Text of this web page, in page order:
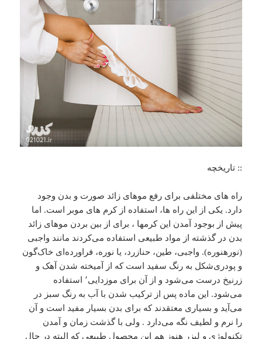
:: تاریخچه
راه های مختلفی برای رفع موهای زائد صورت و بدن وجود
دارد. یکی از این راه ها، استفاده از کرم های موبر است. اما
پیش از بوجود آمدن این کرمها ، برای از بین بردن موهای زائد
بدن در گذشته از مواد طبیعی استفاده می‌کردند مانند واجبی
(نورهنوره). واجبی، طین، حنازرد، یا نوره، فراورده‌ای خاک‌گون
و پودری‌شکل به رنگ سفید است که از آمیخته شدن آهک و
زرنیخ درست می‌شود و از آن برای موزدایی٬ استفاده
می‌شود. این ماده پس از ترکیب شدن با آب به رنگ سبز در
می‌آید و بسیاری معتقدند که برای بدن بسیار مفید است و آن
را نرم و لطیف نگه می‌دارد . ولی با گذشت زمان و آمدن
تکنولوژی و لیزر هنوز هم این محصول طبیعی که البته در حال